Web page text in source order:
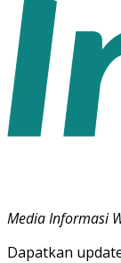
Media Informasi
Dapatkan